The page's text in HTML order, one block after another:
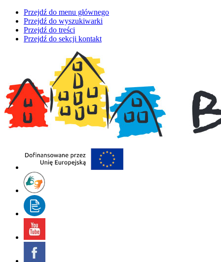
Przejdź do menu głównego
Przejdź do wyszukiwarki
Przejdź do treści
Przejdź do sekcji kontakt